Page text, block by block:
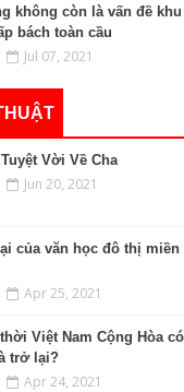
không còn là vấn đề
bách toàn cầu
Jul 07, 2021
Vời Về Cha
Jun 20, 2021
của văn học đô thị miền
Apr 25, 2021
Việt Nam Cộng Hòa
trở lại?
Apr 24, 2021